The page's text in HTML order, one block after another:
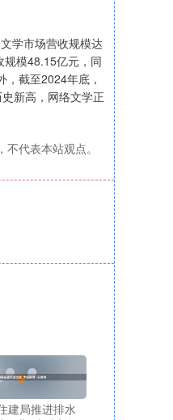
学市场营收规模达
模48.15亿元，同
截至2024年底，
新高，网络文学正
代表本站观点。
建局推进排水